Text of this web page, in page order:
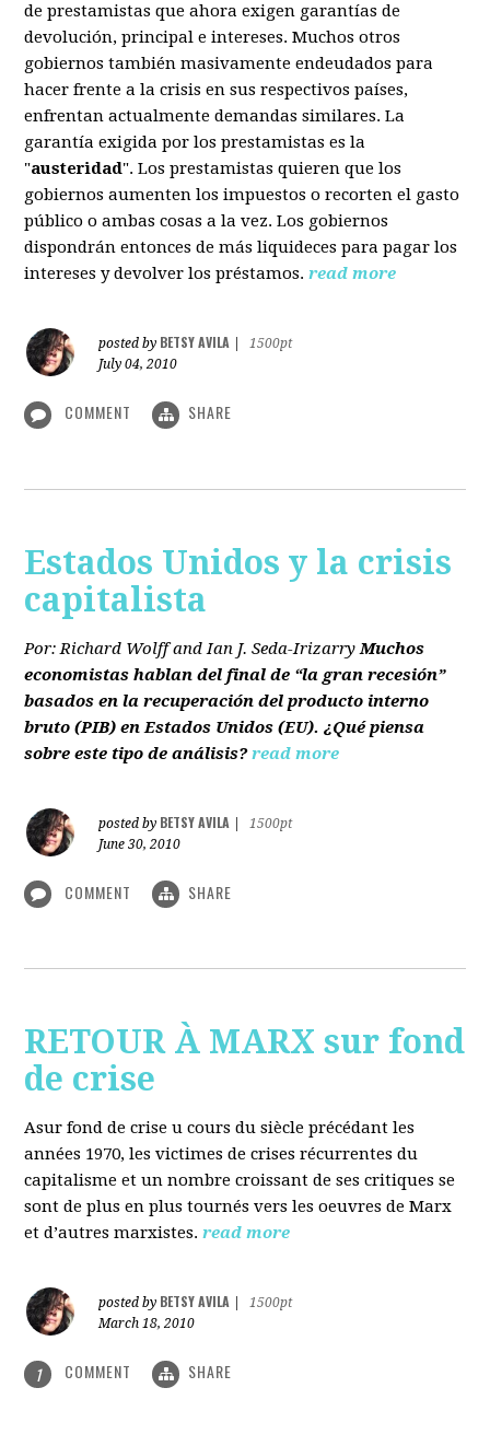
de prestamistas que ahora exigen garantías de
devolución, principal e intereses. Muchos otros
gobiernos también masivamente endeudados para
hacer frente a la crisis en sus respectivos países,
enfrentan actualmente demandas similares. La
garantía exigida por los prestamistas es la
"austeridad". Los prestamistas quieren que los
gobiernos aumenten los impuestos o recorten el gasto
público o ambas cosas a la vez. Los gobiernos
dispondrán entonces de más liquideces para pagar los
intereses y devolver los préstamos. read more
posted by BETSY AVILA
1500pt
July 04, 2010
COMMENT SHARE
Estados Unidos y la crisis
capitalista
Por: Richard Wolff and Ian J. Seda-Irizarry Muchos
economistas hablan del final de “la gran recesión”
basados en la recuperación del producto interno
bruto(PIB)en Estados Unidos(EU). ¿Qué piensa
sobre este tipo de análisis? read more
posted by BETSY AVILA
1500pt
June 30, 2010
COMMENT SHARE
RETOUR À MARX sur fond
de crise
Asur fond de crise u cours du siècle précédant les
années 1970, les victimes de crises récurrentes du
capitalisme et un nombre croissant de ses critiques se
sont de plus en plus tournés vers les oeuvres de Marx
et d’autres marxistes. read more
posted by BETSY AVILA
1500pt
March 18, 2010
1 COMMENT SHARE